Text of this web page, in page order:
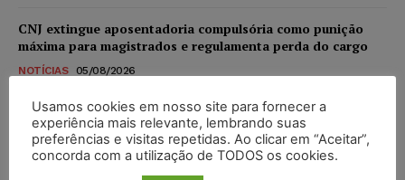
CNJ extingue aposentadoria compulsória como punição
máxima para magistrados e regulamenta perda do cargo
NOTÍCIAS 05/08/2026
Justiça de SP rejeita ação da família de Alexandre de
Moraes contra senador Alessandro Vieira
NOTÍCIAS 05/08/2026
Usamos cookies em nosso site para fornecer a
experiência mais relevante, lembrando suas
preferências e visitas repetidas. Ao clicar em “Aceitar”,
concorda com a utilização de TODOS os cookies.